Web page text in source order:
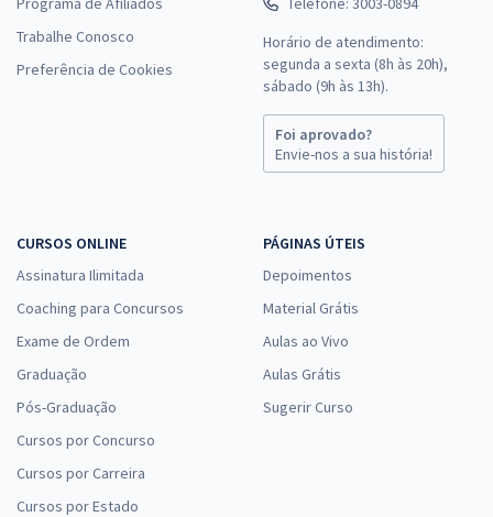
Trabalhe Conosco
Preferência de Cookies
Horário de atendimento:
segunda a sexta (8h às 20h),
sábado (9h às 13h).
Foi aprovado?
Envie-nos a sua história!
CURSOS ONLINE
Assinatura Ilimitada
Coaching para Concursos
Exame de Ordem
Graduação
Pós-Graduação
Cursos por Concurso
Cursos por Carreira
Cursos por Estado
PÁGINAS ÚTEIS
Depoimentos
Material Grátis
Aulas ao Vivo
Aulas Grátis
Sugerir Curso